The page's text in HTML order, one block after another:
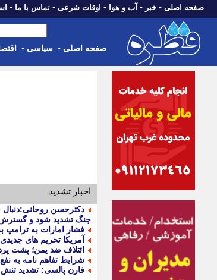
صفحه اصلی - خبر - آب و هوا - اوقات شرعی - تماس با ما -
صفحه اصلی - سیاسی -
اخبار تشدید
دکترحسن
جنگ تشدید شود و گسترش
فشار امارات به ترامپ
آمریکا تحریم های
ائتلاف ضد یمن؛ پشت
شرایط تفاهم نامه به
فارن پالسی: تشدید